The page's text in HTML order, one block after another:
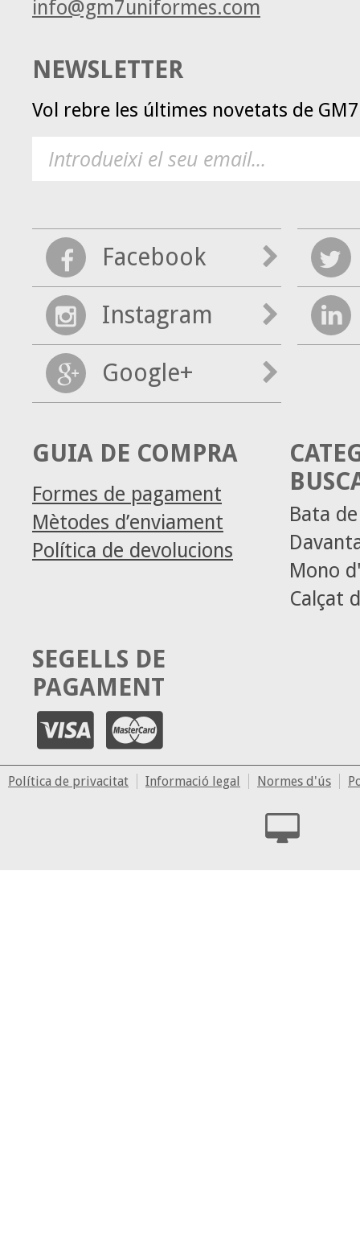
info@gm7uniformes.com
NEWSLETTER
Vol rebre les últimes novetats de
Facebook
Instagram
Google+
GUIA DE COMPRA
Formes de pagament
Mètodes d’enviament
Política de devolucions
Bata
Mono
Calçat
SEGELLS DE
PAGAMENT
Política de privacitat Informació legal Normes d'ús